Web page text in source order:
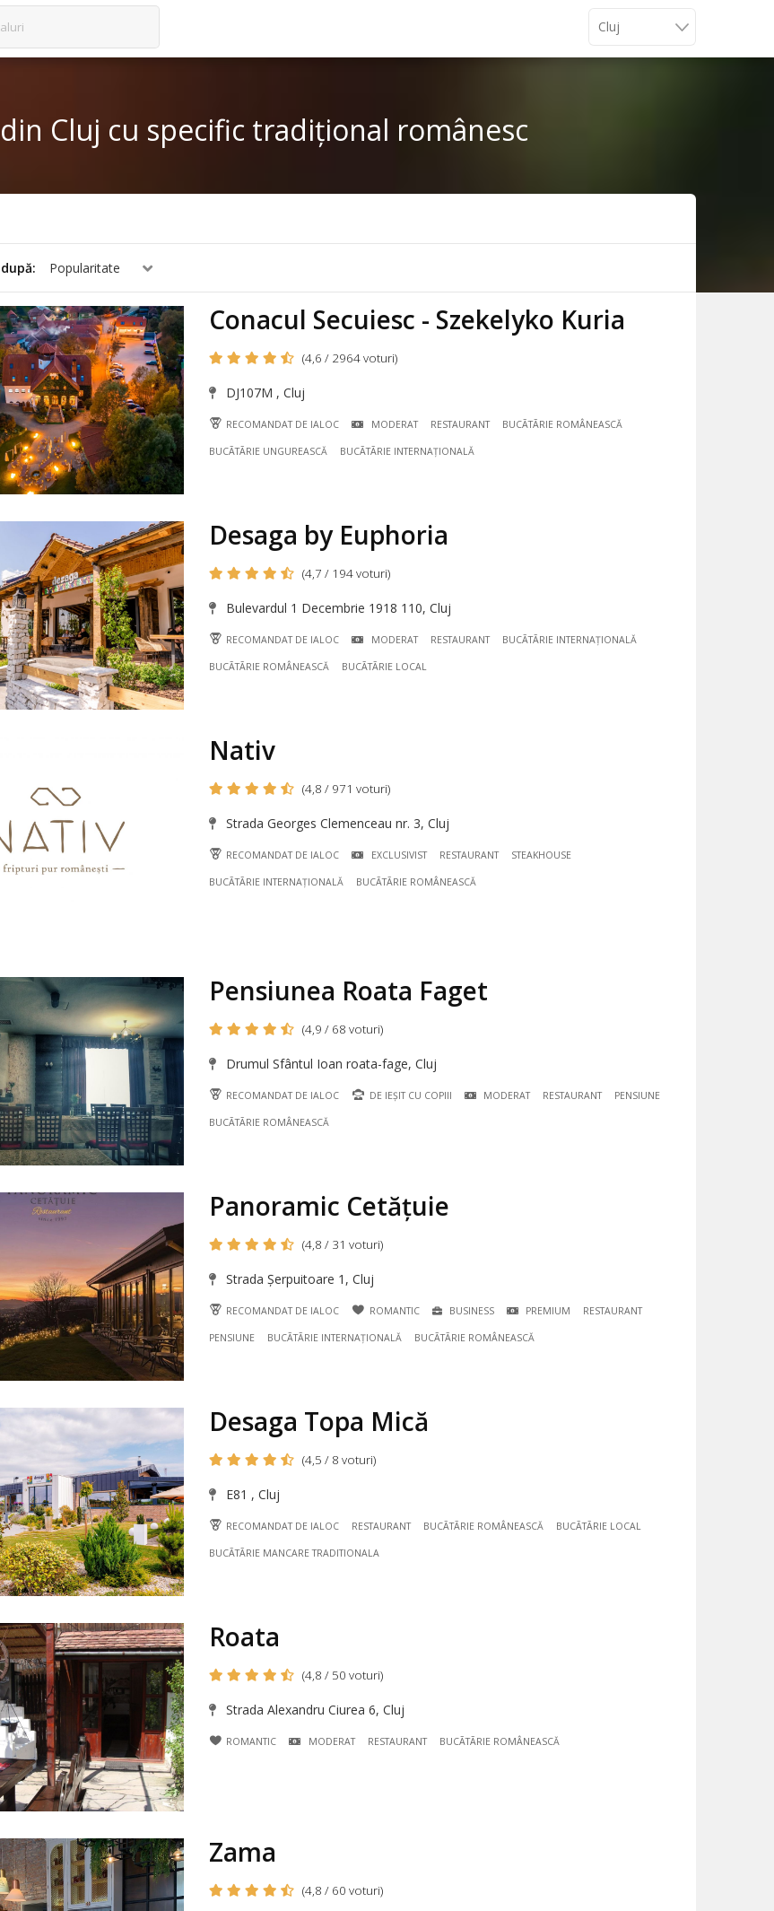
Cluj cu specific tradițional românesc
Popularitate
Conacul Secuiesc - Szekelyko Kuria
(4,6 / 2964 voturi)
DJ107M , Cluj
RECOMANDAT DE IALOC MODERAT RESTAURANT BUCÃTÃRIE ROMÂNEASCĂ
BUCÃTÃRIE UNGUREASCĂ BUCÃTÃRIE INTERNAȚIONALĂ
Desaga by Euphoria
(4,7 / 194 voturi)
Bulevardul 1 Decembrie 1918 110, Cluj
RECOMANDAT DE IALOC MODERAT RESTAURANT BUCÃTÃRIE INTERNAȚIONALĂ
BUCÃTÃRIE ROMÂNEASCĂ BUCÃTÃRIE LOCAL
Nativ
(4,8 / 971 voturi)
Strada Georges Clemenceau nr. 3, Cluj
RECOMANDAT DE IALOC EXCLUSIVIST RESTAURANT STEAKHOUSE
BUCÃTÃRIE INTERNAȚIONALĂ BUCÃTÃRIE ROMÂNEASCĂ
Pensiunea Roata Faget
(4,9 / 68 voturi)
Drumul Sfântul Ioan roata-fage, Cluj
RECOMANDAT DE IALOC DE IEȘIT CU COPIII MODERAT RESTAURANT PENSIUNE
BUCÃTÃRIE ROMÂNEASCĂ
Panoramic Cetățuie
(4,8 / 31 voturi)
Strada Șerpuitoare 1, Cluj
RECOMANDAT DE IALOC ROMANTIC BUSINESS PREMIUM RESTAURANT
PENSIUNE BUCÃTÃRIE INTERNAȚIONALĂ BUCÃTÃRIE ROMÂNEASCĂ
Desaga Topa Mică
(4,5 / 8 voturi)
E81 , Cluj
RECOMANDAT DE IALOC RESTAURANT BUCÃTÃRIE ROMÂNEASCĂ BUCÃTÃRIE LOCAL
BUCÃTÃRIE MANCARE TRADITIONALA
Roata
(4,8 / 50 voturi)
Strada Alexandru Ciurea 6, Cluj
ROMANTIC MODERAT RESTAURANT BUCÃTÃRIE ROMÂNEASCĂ
Zama
(4,8 / 60 voturi)